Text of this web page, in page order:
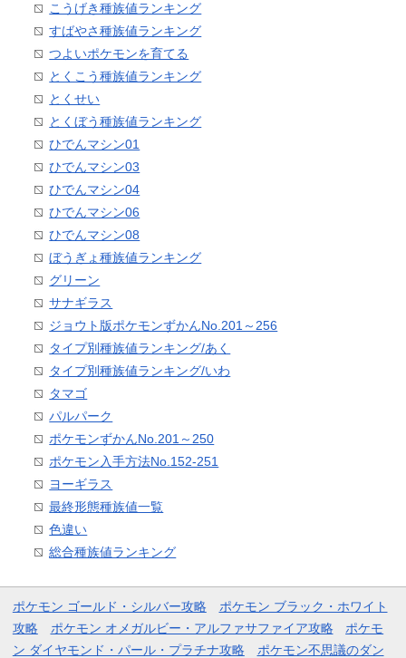
こうげき種族値ランキング
すばやさ種族値ランキング
つよいポケモンを育てる
とくこう種族値ランキング
とくせい
とくぼう種族値ランキング
ひでんマシン01
ひでんマシン03
ひでんマシン04
ひでんマシン06
ひでんマシン08
ぼうぎょ種族値ランキング
グリーン
サナギラス
ジョウト版ポケモンずかんNo.201～256
タイプ別種族値ランキング/あく
タイプ別種族値ランキング/いわ
タマゴ
パルパーク
ポケモンずかんNo.201～250
ポケモン入手方法No.152-251
ヨーギラス
最終形態種族値一覧
色違い
総合種族値ランキング
ポケモン ゴールド・シルバー攻略
ポケモン ブラック・ホワイト
攻略
ポケモン オメガルビー・アルファサファイア攻略
ポケモ
ン ダイヤモンド・パール・プラチナ攻略
ポケモン不思議のダン